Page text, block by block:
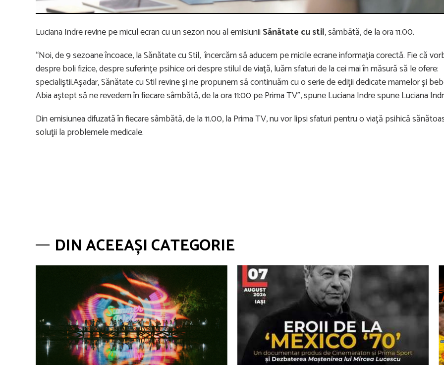
Luciana Indre revine pe micul ecran cu un sezon nou al emisiuniiSănătate cu stil, sâmbătă, de la ora 11.00.
“Noi, de 9 sezoane încoace, la Sănătate cu Stil, încercăm să aducem pe micile ecrane informaţia corectă. Fie că
despre boli fizice, despre suferinţe psihice ori despre stilul de viaţă, luăm sfaturi de la cei mai în măsură să le ofere:
specialiştii.Aşadar, Sănătate cu Stil revine şi ne propunem să continuăm cu o serie de ediţii dedicate mamelor şi
Abia aştept să ne revedem în fiecare sâmbătă, de la ora 11:00 pe Prima TV”, spune Luciana Indre spune Luciana
Din emisiunea difuzată în fiecare sâmbătă, de la 11.00, la Prima TV, nu vor lipsi sfaturi pentru o viaţă psihică
soluţii la problemele medicale.
DIN ACEEAȘI CATEGORIE